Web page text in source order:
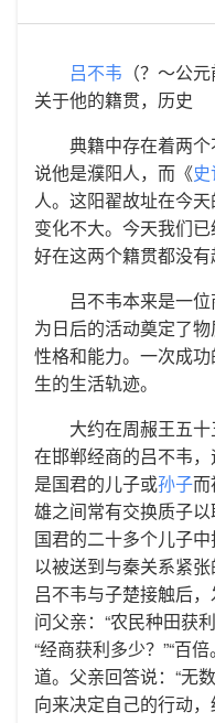
吕不韦 （？～公
关于他的籍贯，历史
典籍中存在着两
说他是濮阳人，而《
人。这阳翟故址在今
变化不大。今天我们已
好在这两个籍贯都没有
吕不韦本来是一位
为日后的活动奠定了
性格和能力。一次成
生的生活轨迹。
大约在周赧王五
在邯郸经商的吕不韦
是国君的儿子或孙子而
雄之间常有交换质子
国君的二十多个儿子
以被送到与秦关系紧张
吕不韦与子楚接触后
问父亲：“农民种田获
“经商获利多少？”“百
道。父亲回答说：“无
向来决定自己的行动，